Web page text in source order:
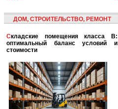
ДОМ, СТРОИТЕЛЬСТВО, РЕМОНТ
Складские помещения класса B:
оптимальный баланс условий и
стоимости